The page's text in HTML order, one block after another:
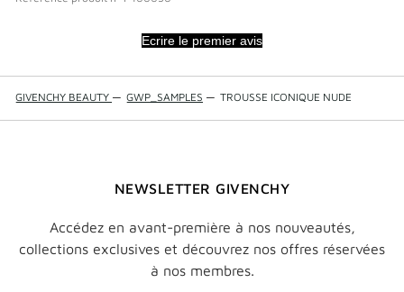
Ecrire le premier avis
GIVENCHY BEAUTY — GWP_SAMPLES — TROUSSE ICONIQUE NUDE
NEWSLETTER GIVENCHY
Accédez en avant-première à nos nouveautés,
collections exclusives et découvrez nos offres réservées
à nos membres.